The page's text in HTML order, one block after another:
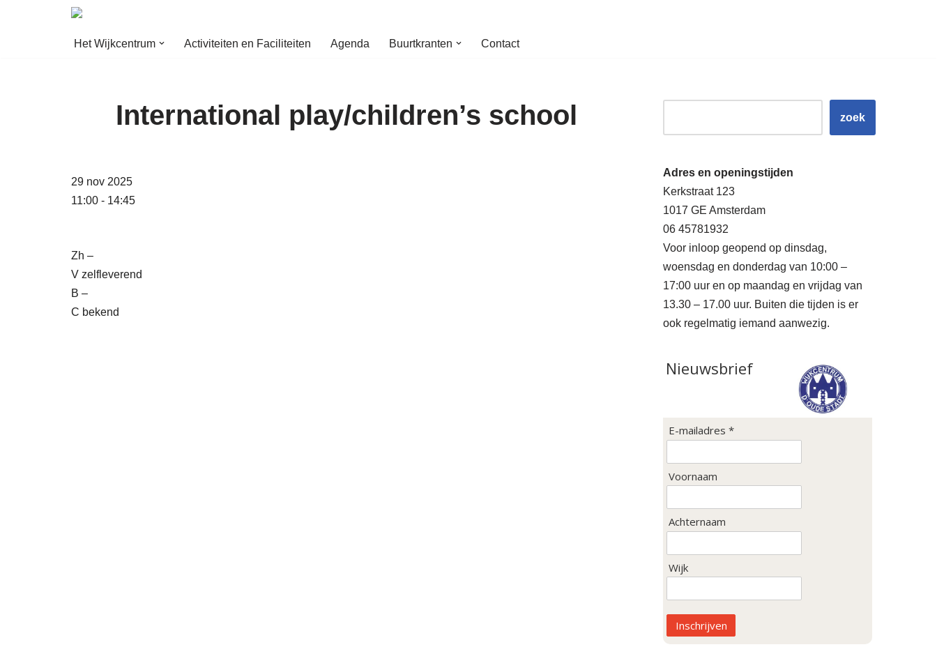
Het Wijkcentrum Activiteiten en Faciliteiten Agenda Buurtkranten Contact
International play/children’s school
29 nov 2025
11:00 - 14:45
Zh –
V zelfleverend
B –
C bekend
zoek
Adres en openingstijden
Kerkstraat 123
1017 GE Amsterdam
06 45781932
Voor inloop geopend op dinsdag,
woensdag en donderdag van 10:00 –
17:00 uur en op maandag en vrijdag van
13.30 – 17.00 uur. Buiten die tijden is er
ook regelmatig iemand aanwezig.
Nieuwsbrief
E-mailadres *
Voornaam
Achternaam
Wijk
Inschrijven